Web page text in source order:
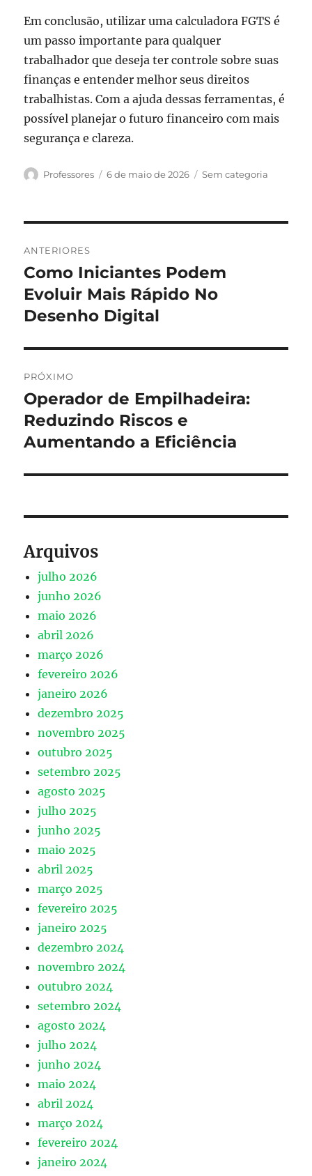
Em conclusão, utilizar uma calculadora FGTS é
um passo importante para qualquer
trabalhador que deseja ter controle sobre suas
finanças e entender melhor seus direitos
trabalhistas. Com a ajuda dessas ferramentas, é
possível planejar o futuro financeiro com mais
segurança e clareza.
Autor
Professores
Publicado
6 de maio de 2026 Categorias
Sem categoria
de
Post
ANTERIORES
Post
anterior:
Como Iniciantes Podem
Evoluir Mais Rápido No
Desenho Digital
PRÓXIMO
Próximo
post:
Operador de Empilhadeira:
Reduzindo Riscos e
Aumentando a Eficiência
Arquivos
julho 2026
junho 2026
maio 2026
abril 2026
março 2026
fevereiro 2026
janeiro 2026
dezembro 2025
novembro 2025
outubro 2025
setembro 2025
agosto 2025
julho 2025
junho 2025
maio 2025
abril 2025
março 2025
fevereiro 2025
janeiro 2025
dezembro 2024
novembro 2024
outubro 2024
setembro 2024
agosto 2024
julho 2024
junho 2024
maio 2024
abril 2024
março 2024
fevereiro 2024
janeiro 2024